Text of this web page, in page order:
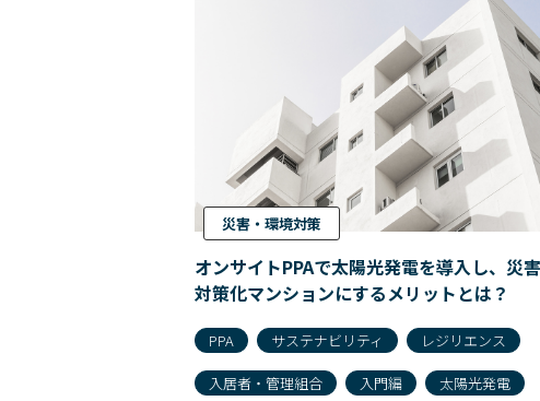
災害・環境対策
オンサイトPPAで太陽光発電を導入し、災害
対策化マンションにするメリットとは？
PPA サステナビリティ レジリエンス
入居者・管理組合 入門編 太陽光発電